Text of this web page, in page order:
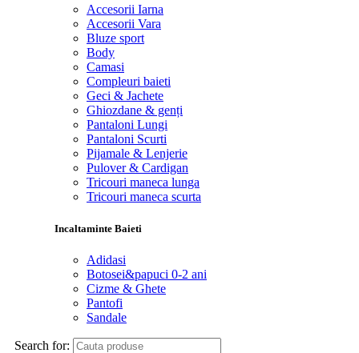
Accesorii Iarna
Accesorii Vara
Bluze sport
Body
Camasi
Compleuri baieti
Geci & Jachete
Ghiozdane & genți
Pantaloni Lungi
Pantaloni Scurti
Pijamale & Lenjerie
Pulover & Cardigan
Tricouri maneca lunga
Tricouri maneca scurta
Incaltaminte Baieti
Adidasi
Botosei&papuci 0-2 ani
Cizme & Ghete
Pantofi
Sandale
Search for: